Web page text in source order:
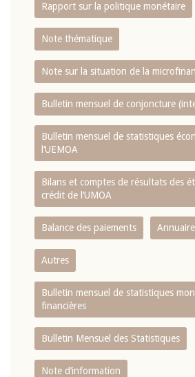
Rapport sur la politique monétaire
Note thématique
Note sur la situation de la
Bulletin mensuel de conjoncture
Bulletin mensuel de statistiques
l‘UEMOA
Bilans et comptes de résultats des
crédit de l‘UMOA
Balance des paiements
Autres
Bulletin mensuel de statistiques
financières
Bulletin Mensuel des Statistiques
Note d’information